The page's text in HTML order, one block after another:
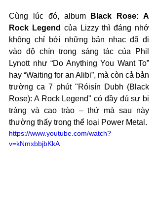
Cùng lúc đó, album
Black Rose: A
Rock Legend của Lizzy thì đáng nhớ
không chỉ bởi những bản nhạc đã đi
vào độ chín trong sáng tác của Phil
Lynott như “Do Anything You Want To”
hay “Waiting for an Alibi”, mà còn cả bản
trường ca 7 phút "Róisín Dubh (Black
Rose): A Rock Legend" có đầy đủ sự bi
tráng và cao trào – thứ mà sau này
thường thấy trong thể loại Power Metal.
https://www.youtube.com/watch?
v=kNmxbbjbKkA